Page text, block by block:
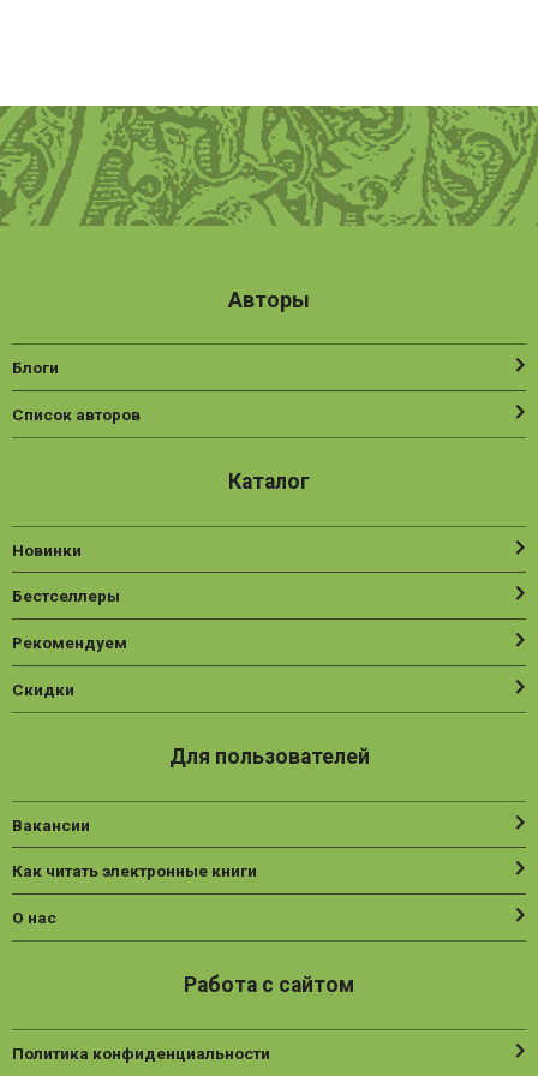
Авторы
Блоги
Список авторов
Каталог
Новинки
Бестселлеры
Рекомендуем
Скидки
Для пользователей
Вакансии
Как читать электронные книги
О нас
Работа с сайтом
Политика конфиденциальности